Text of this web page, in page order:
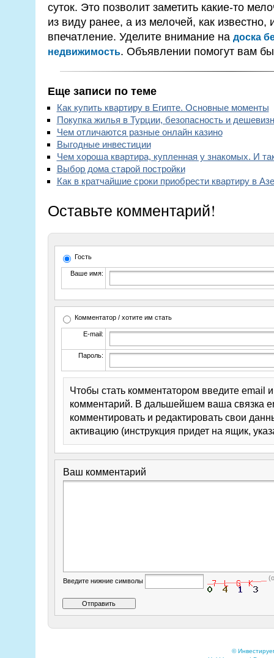
суток. Это позволит заметить какие-то
из виду ранее, а из мелочей, как
впечатление. Уделите внимание на доска
недвижимость. Объявлении помогут вам
Еще записи по теме
Как купить квартиру в Египте. Основные моменты
Покупка жилья в Турции, безопасность и
Чем отличаются разные онлайн казино
Выгодные инвестиции
Чем хороша квартира, купленная у знакомых. И
Выбор дома старой постройки
Как в кратчайшие сроки приобрести квартиру в
Оставьте комментарий!
Гость
Ваше имя:
Комментатор / хотите им стать
E-mail:
Пароль:
Чтобы стать комментатором введите email
комментарий. В дальшейшем ваша связка
комментировать и редактировать свои
активацию (инструкция придет на ящик,
Ваш комментарий
Введите нижние символы
©